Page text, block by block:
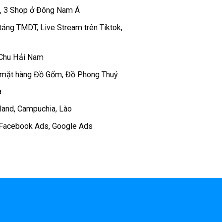
3 Shop ở Đông Nam Á
TMDT, Live Stream trên Tiktok,
Hải Nam
hàng Đồ Gốm, Đồ Phong Thuỷ
Campuchia, Lào
Ads, Google Ads